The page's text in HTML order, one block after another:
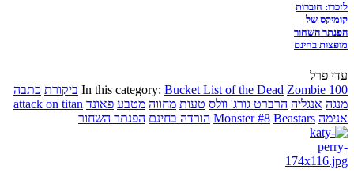
לזכרו: חוברות
קומיקס של
הפנתר השחור
מופצות בחינם
עדי פרל
In this category: Bucket List of the Dead Zombie 100 ביקורת כתבה
מנגה אנגליה הרברט גורג' וולס טעות מחווה מטבע פאונד attack on titan
אנימה
Monster #8 Beastars הורדה בחינם הפנתר השחור